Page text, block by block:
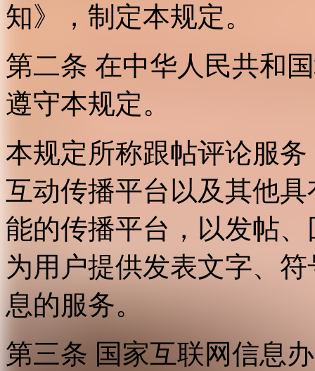
知》，制定本规定。
第二条 在中华人民共和
遵守本规定。
本规定所称跟帖评论服
互动传播平台以及其他
能的传播平台，以发帖
为用户提供发表文字、
息的服务。
第三条 国家互联网信息